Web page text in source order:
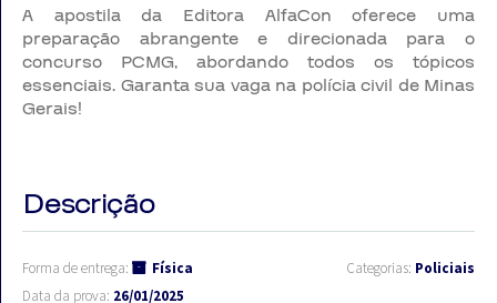
A apostila da Editora AlfaCon oferece uma
preparação abrangente e direcionada para o
concurso PCMG, abordando todos os tópicos
essenciais. Garanta sua vaga na polícia civil de Minas
Gerais!
Descrição
Forma de entrega: Física Categorias: Policiais
Data da prova: 26/01/2025